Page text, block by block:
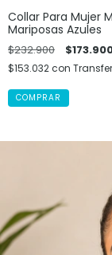
Collar Para Mujer
Mariposas Azules
$232.900
$153.032con